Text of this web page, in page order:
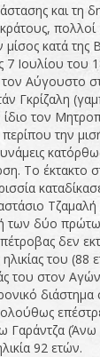
και τη
πολλοί
κατά της
7 Ιουλίου του
Αύγουστο
Γκρίζαλη
τον
περίπου την
Το έκτακτο
Τζαμαλή
των δύο
δεν
του (88
του στον
Γαράντζα (Άνω
92 ετών.